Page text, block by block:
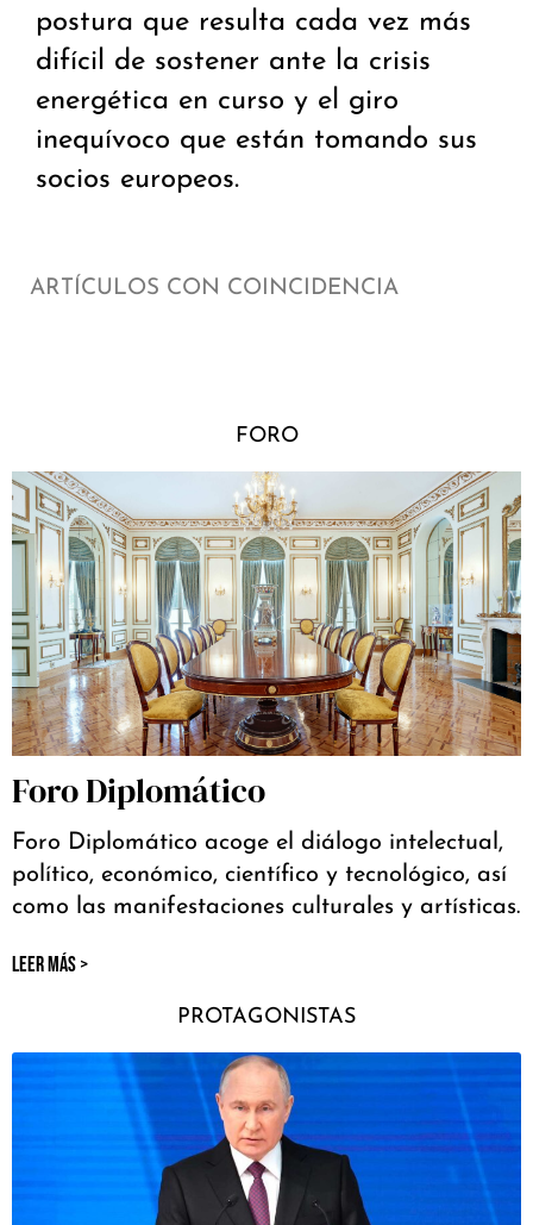
postura que resulta cada vez más
difícil de sostener ante la crisis
energética en curso y el giro
inequívoco que están tomando sus
socios europeos.
ARTÍCULOS CON COINCIDENCIA
FORO
Foro Diplomático
Foro Diplomático acoge el diálogo intelectual,
político, económico, científico y tecnológico, así
como las manifestaciones culturales y artísticas.
LEER MÁS >
PROTAGONISTAS